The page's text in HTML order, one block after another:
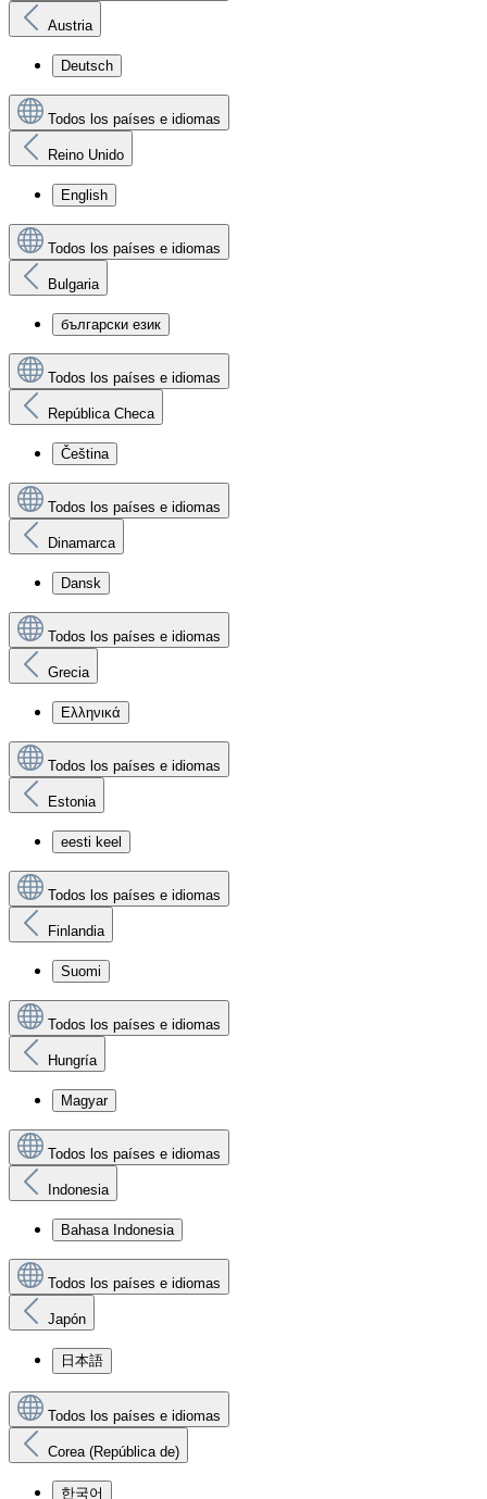
Austria
Deutsch
Todos los países e idiomas
Reino Unido
English
Todos los países e idiomas
Bulgaria
български език
Todos los países e idiomas
República Checa
Čeština
Todos los países e idiomas
Dinamarca
Dansk
Todos los países e idiomas
Grecia
Ελληνικά
Todos los países e idiomas
Estonia
eesti keel
Todos los países e idiomas
Finlandia
Suomi
Todos los países e idiomas
Hungría
Magyar
Todos los países e idiomas
Indonesia
Bahasa Indonesia
Todos los países e idiomas
Japón
日本語
Todos los países e idiomas
Corea (República de)
한국어